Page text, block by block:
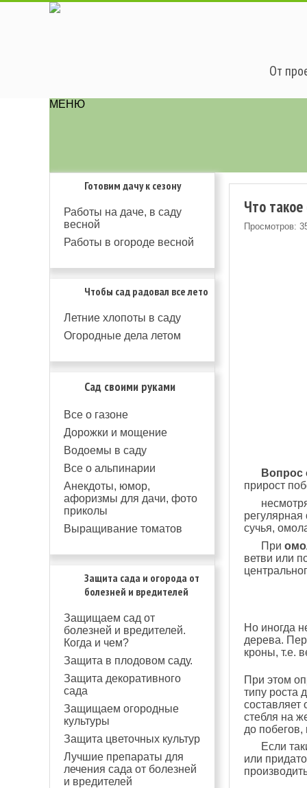
От
МЕНЮ
Готовим дачу к сезону
Работы на даче, в саду
весной
Работы в огороде весной
Чтобы сад радовал все лето
Летние хлопоты в саду
Огородные дела летом
Сад своими руками
Все о газоне
Дорожки и мощение
Водоемы в саду
Все о альпинарии
Анекдоты, юмор,
афоризмы для дачи, фото
приколы
Выращивание томатов
Защита сада и огорода от
болезней и вредителей
Защищаем сад от
болезней и вредителей.
Когда и чем?
Защита в плодовом саду.
Защита декоративного
сада
Защищаем огородные
культуры
Защита цветочных культур
Лучшие препараты для
лечения сада от болезней
и вредителей
Что
Просмотров:
Вопрос
прирост
сучья,
При
ветви или
Но иногда
дерева.
кроны, т.е.
При этом
типу роста
составляет
стебля на
до
Если
или